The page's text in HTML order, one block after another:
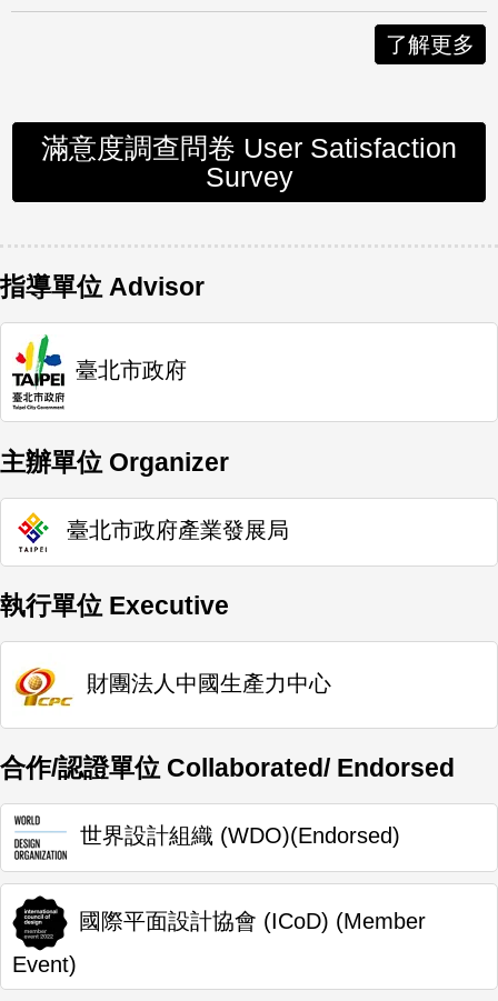
了解更多
滿意度調查問卷 User Satisfaction
Survey
指導單位 Advisor
臺北市政府
主辦單位 Organizer
臺北市政府產業發展局
執行單位 Executive
財團法人中國生產力中心
合作/認證單位 Collaborated/ Endorsed
世界設計組織 (WDO)(Endorsed)
國際平面設計協會 (ICoD) (Member
Event)